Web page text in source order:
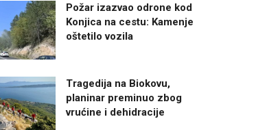
Požar izazvao odrone kod
Konjica na cestu: Kamenje
oštetilo vozila
Tragedija na Biokovu,
planinar preminuo zbog
vrućine i dehidracije